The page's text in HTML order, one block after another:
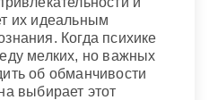
на семейное
уют. Собирать
период гармонии,
радость, а не
их идеальным
Когда психике
мелких, но важных
об обманчивости
выбирает этот